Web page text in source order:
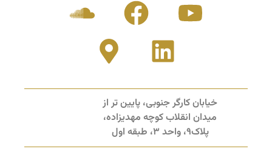
خیابان کارگر جنوبی، پایین تر از
میدان انقلاب کوچه مهدیزاده،
پلاک9، واحد 3، طبقه اول